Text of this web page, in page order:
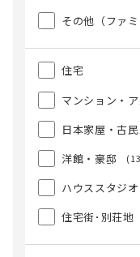
その他（ファミ
住宅
マンション・
日本家屋・古
洋館・豪邸
ハウススタジ
住宅街･別荘地